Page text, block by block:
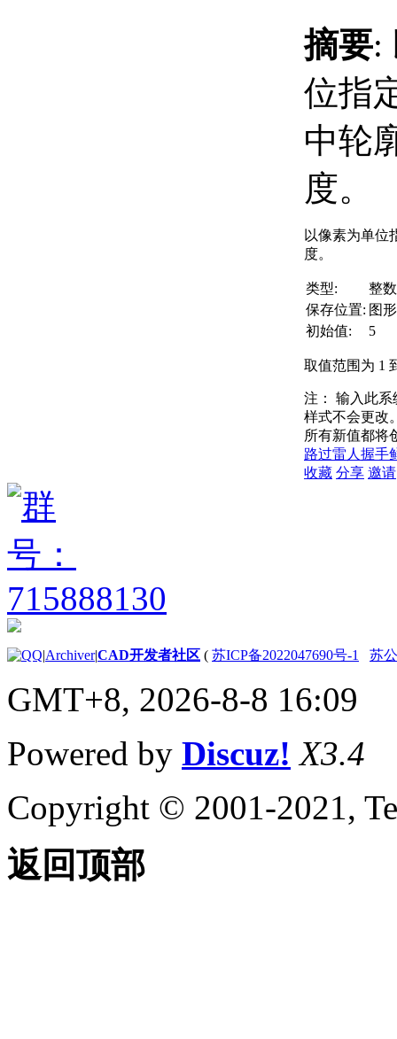
摘要:
位指
中轮
度。
以像素为单位
度。
类型:
整数
保存位置: 图形
初始值:
5
取值范围为 1
注：
输入此系
样式不会更改
所有新值都将
路过雷人 握手
收藏 分享 邀请
|Archiver|CAD开发者社区 ( 苏ICP备2022047690号-1 苏
GMT+8, 2026-8-8 16:09
Powered by Discuz! X3.4
Copyright © 2001-2021,
返回顶部